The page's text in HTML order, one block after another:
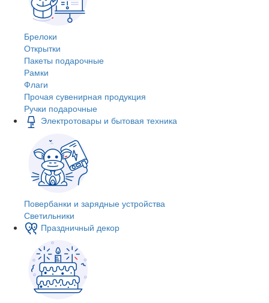
Брелоки
Открытки
Пакеты подарочные
Рамки
Флаги
Прочая сувенирная продукция
Ручки подарочные
Электротовары и бытовая техника
Повербанки и зарядные устройства
Светильники
Праздничный декор